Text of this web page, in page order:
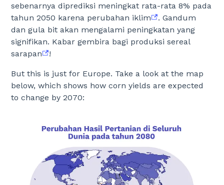
sebenarnya diprediksi meningkat rata-rata 8% pada
tahun 2050 karena perubahan iklim
. Gandum
dan gula bit akan mengalami peningkatan yang
signifikan. Kabar gembira bagi produksi sereal
sarapan
!
But this is just for Europe. Take a look at the map
below, which shows how corn yields are expected
to change by 2070: